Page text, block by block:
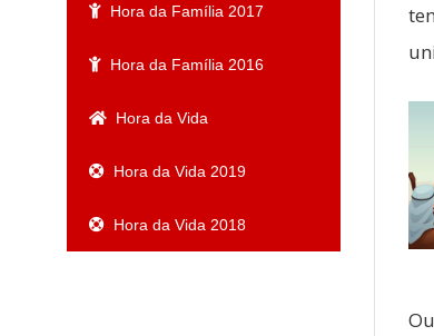
Hora da Família 2017
Hora da Família 2016
Hora da Vida
Hora da Vida 2019
Hora da Vida 2018